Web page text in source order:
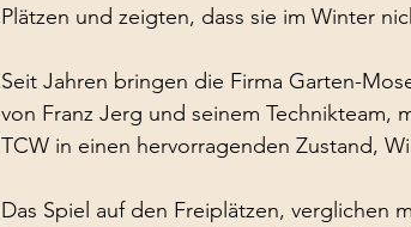
Plätzen und zeigten, dass sie im Winter
Seit Jahren bringen die Firma Garten-
von Franz Jerg und seinem Technikteam,
TCW in einen hervorragenden Zustand,
Das Spiel auf den Freiplätzen, verglichen